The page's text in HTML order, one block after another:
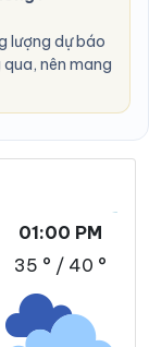
lượng dự báo
nên mang
01:00 PM
35 ° / 40 °